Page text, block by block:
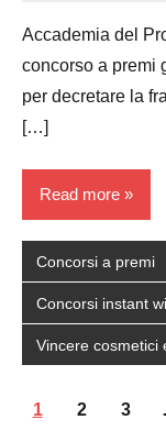
Accademia del
concorso a premi
per decretare la
[…]
Read more
Concorsi a premi
Concorsi instant
Vincere cosmetici
Posts
1 2 3